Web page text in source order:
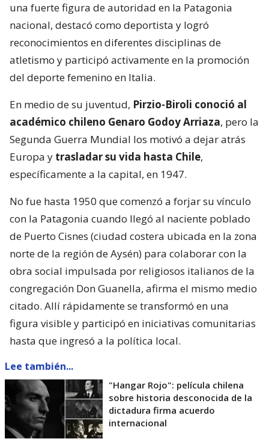
una fuerte figura de autoridad en la Patagonia
nacional, destacó como deportista y logró
reconocimientos en diferentes disciplinas de
atletismo y participó activamente en la promoción
del deporte femenino en Italia.
En medio de su juventud, Pirzio-Biroli conoció al
académico chileno Genaro Godoy Arriaza, pero la
Segunda Guerra Mundial los motivó a dejar atrás
Europa y trasladar su vida hasta Chile,
específicamente a la capital, en 1947.
No fue hasta 1950 que comenzó a forjar su vínculo
con la Patagonia cuando llegó al naciente poblado
de Puerto Cisnes (ciudad costera ubicada en la zona
norte de la región de Aysén) para colaborar con la
obra social impulsada por religiosos italianos de la
congregación Don Guanella, afirma el mismo medio
citado. Allí rápidamente se transformó en una
figura visible y participó en iniciativas comunitarias
hasta que ingresó a la política local.
Lee también...
"Hangar Rojo": película chilena
sobre historia desconocida de la
dictadura firma acuerdo
internacional